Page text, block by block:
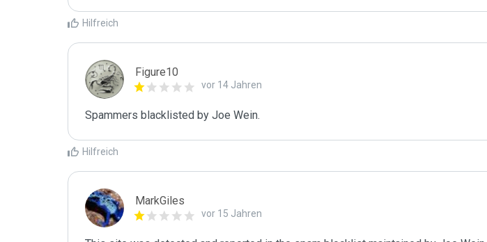
Hilfreich
Figure10
vor 14 Jahren
Spammers blacklisted by Joe Wein.
Hilfreich
MarkGiles
vor 15 Jahren